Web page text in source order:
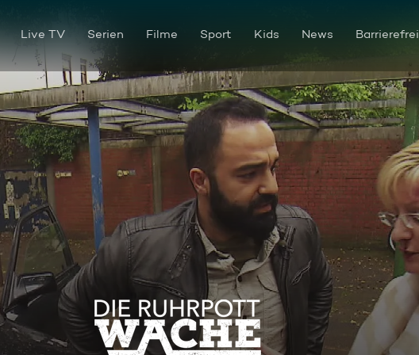
Live TV Serien Filme Sport Kids News Barrierefrei
Gesucht gefunden